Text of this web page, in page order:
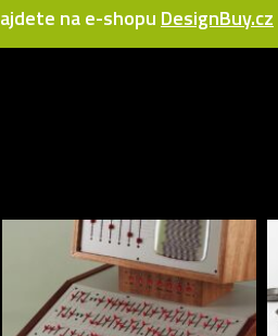
na e-shopu DesignBuy.cz